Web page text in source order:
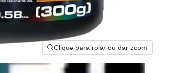
Clique para rolar ou dar zoom